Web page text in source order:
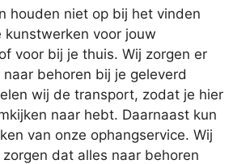
houden niet op bij het vinden
kunstwerken voor jouw
voor bij je thuis. Wij zorgen er
behoren bij je geleverd
wij de transport, zodat je hier
naar hebt. Daarnaast kun
van onze ophangservice. Wij
dat alles naar behoren